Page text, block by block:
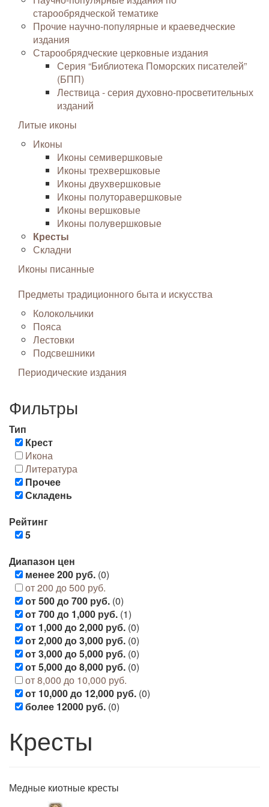
старообрядческой тематике
Прочие научно-популярные и краеведческие
издания
Старообрядческие церковные издания
Серия “Библиотека Поморских писателей”
(БПП)
Лествица - серия духовно-просветительных
изданий
Литые иконы
Иконы
Иконы семивершковые
Иконы трехвершковые
Иконы двухвершковые
Иконы полуторавершковые
Иконы вершковые
Иконы полувершковые
Кресты
Складни
Иконы писанные
Предметы традиционного быта и искусства
Колокольчики
Пояса
Лестовки
Подсвешники
Периодические издания
Фильтры
Тип
Крест
Икона
Литература
Прочее
Складень
Рейтинг
5
Диапазон цен
менее 200 руб. (0)
от 200 до 500 руб.
от 500 до 700 руб. (0)
от 700 до 1,000 руб. (1)
от 1,000 до 2,000 руб. (0)
от 2,000 до 3,000 руб. (0)
от 3,000 до 5,000 руб. (0)
от 5,000 до 8,000 руб. (0)
от 8,000 до 10,000 руб.
от 10,000 до 12,000 руб. (0)
более 12000 руб. (0)
Кресты
Медные киотные кресты